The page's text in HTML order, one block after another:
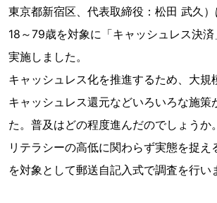
東京都新宿区、代表取締役：松田 武久
18～79歳を対象に「キャッシュレス決
実施しました。
キャッシュレス化を推進するため、大規
キャッシュレス還元などいろいろな施策
た。普及はどの程度進んだのでしょうか
リテラシーの高低に関わらず実態を捉え
を対象として郵送自記入式で調査を行い